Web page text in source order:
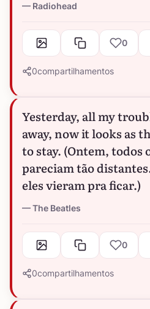
Radiohead
0
0compartilhamentos
Yesterday, all my
away, now it looks as
to stay. (Ontem, todos
pareciam tão
eles vieram pra ficar.)
The Beatles
0
0compartilhamentos